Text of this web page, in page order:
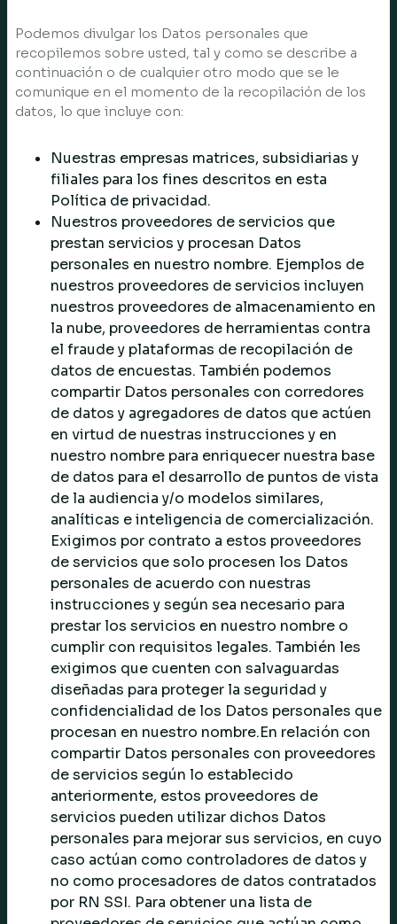
Podemos divulgar los Datos personales que
recopilemos sobre usted, tal y como se describe a
continuación o de cualquier otro modo que se le
comunique en el momento de la recopilación de los
datos, lo que incluye con:
Nuestras empresas matrices, subsidiarias y
filiales para los fines descritos en esta
Política de privacidad.
Nuestros proveedores de servicios que
prestan servicios y procesan Datos
personales en nuestro nombre. Ejemplos de
nuestros proveedores de servicios incluyen
nuestros proveedores de almacenamiento en
la nube, proveedores de herramientas contra
el fraude y plataformas de recopilación de
datos de encuestas. También podemos
compartir Datos personales con corredores
de datos y agregadores de datos que actúen
en virtud de nuestras instrucciones y en
nuestro nombre para enriquecer nuestra base
de datos para el desarrollo de puntos de vista
de la audiencia y/o modelos similares,
analíticas e inteligencia de comercialización.
Exigimos por contrato a estos proveedores
de servicios que solo procesen los Datos
personales de acuerdo con nuestras
instrucciones y según sea necesario para
prestar los servicios en nuestro nombre o
cumplir con requisitos legales. También les
exigimos que cuenten con salvaguardas
diseñadas para proteger la seguridad y
confidencialidad de los Datos personales que
procesan en nuestro nombre.En relación con
compartir Datos personales con proveedores
de servicios según lo establecido
anteriormente, estos proveedores de
servicios pueden utilizar dichos Datos
personales para mejorar sus servicios, en cuyo
caso actúan como controladores de datos y
no como procesadores de datos contratados
por RN SSI. Para obtener una lista de